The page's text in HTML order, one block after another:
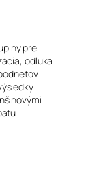
pre
odluka